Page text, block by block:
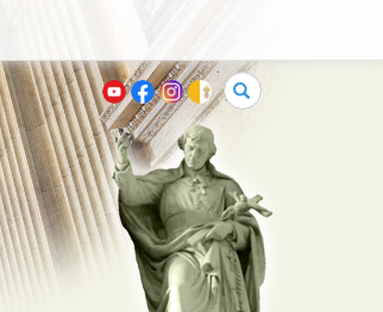
Buscar